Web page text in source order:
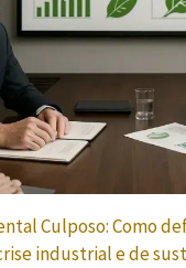
Culposo: Como
industrial e de